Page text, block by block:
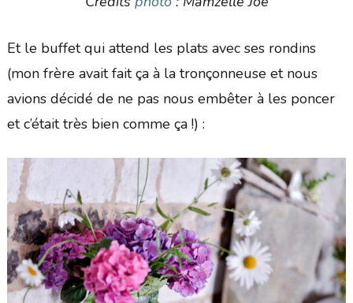
Et le buffet qui attend les plats avec ses rondins
(mon frère avait fait ça à la tronçonneuse et nous
avions décidé de ne pas nous embêter à les poncer
et c’était très bien comme ça !) :